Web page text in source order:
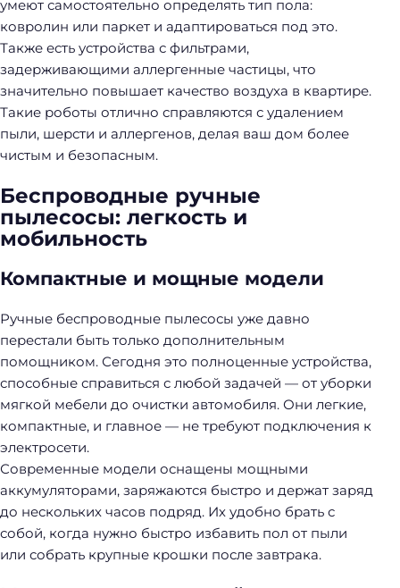
умеют самостоятельно определять тип пола:
ковролин или паркет и адаптироваться под это.
Также есть устройства с фильтрами,
задерживающими аллергенные частицы, что
значительно повышает качество воздуха в квартире.
Такие роботы отлично справляются с удалением
пыли, шерсти и аллергенов, делая ваш дом более
чистым и безопасным.
Беспроводные ручные
пылесосы: легкость и
мобильность
Компактные и мощные модели
Ручные беспроводные пылесосы уже давно
перестали быть только дополнительным
помощником. Сегодня это полноценные устройства,
способные справиться с любой задачей — от уборки
мягкой мебели до очистки автомобиля. Они легкие,
компактные, и главное — не требуют подключения к
электросети.
Современные модели оснащены мощными
аккумуляторами, заряжаются быстро и держат заряд
до нескольких часов подряд. Их удобно брать с
собой, когда нужно быстро избавить пол от пыли
или собрать крупные крошки после завтрака.